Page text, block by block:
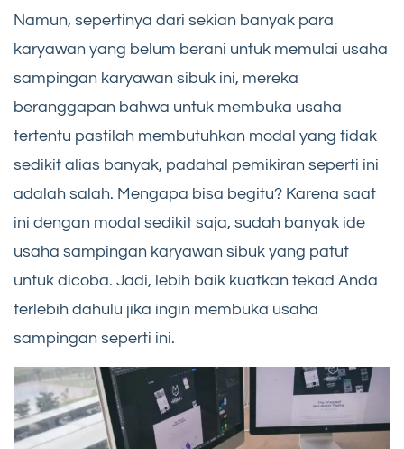
Namun, sepertinya dari sekian banyak para
karyawan yang belum berani untuk memulai usaha
sampingan karyawan sibuk ini, mereka
beranggapan bahwa untuk membuka usaha
tertentu pastilah membutuhkan modal yang tidak
sedikit alias banyak, padahal pemikiran seperti ini
adalah salah. Mengapa bisa begitu? Karena saat
ini dengan modal sedikit saja, sudah banyak ide
usaha sampingan karyawan sibuk yang patut
untuk dicoba. Jadi, lebih baik kuatkan tekad Anda
terlebih dahulu jika ingin membuka usaha
sampingan seperti ini.